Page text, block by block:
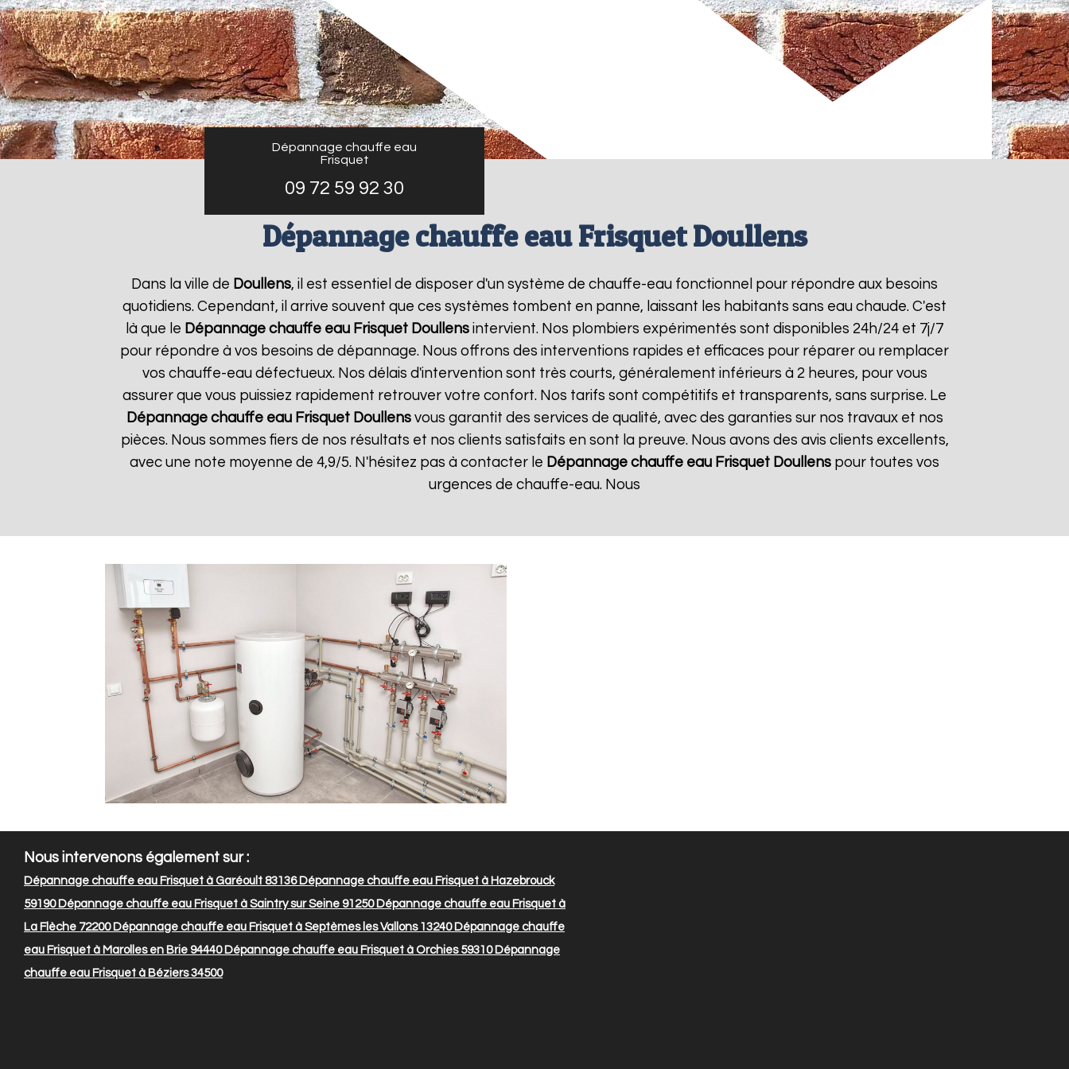
Dépannage chauffe eau
Frisquet
09 72 59 92 30
Dépannage chauffe eau Frisquet Doullens
Dans la ville de Doullens, il est essentiel de disposer d'un système de chauffe-eau fonctionnel pour répondre aux besoins
quotidiens. Cependant, il arrive souvent que ces systèmes tombent en panne, laissant les habitants sans eau chaude. C'est
là que le Dépannage chauffe eau Frisquet Doullens intervient. Nos plombiers expérimentés sont disponibles 24h/24 et 7j/7
pour répondre à vos besoins de dépannage. Nous offrons des interventions rapides et efficaces pour réparer ou remplacer
vos chauffe-eau défectueux. Nos délais d'intervention sont très courts, généralement inférieurs à 2 heures, pour vous
assurer que vous puissiez rapidement retrouver votre confort. Nos tarifs sont compétitifs et transparents, sans surprise. Le
Dépannage chauffe eau Frisquet Doullensvous garantit des services de qualité, avec des garanties sur nos travaux et nos
pièces. Nous sommes fiers de nos résultats et nos clients satisfaits en sont la preuve. Nous avons des avis clients excellents,
avec une note moyenne de 4,9/5. N'hésitez pas à contacter le Dépannage chauffe eau Frisquet Doullens pour toutes vos
urgences de chauffe-eau. Nous
Nous intervenons également sur :
Dépannage chauffe eau Frisquet à Garéoult 83136Dépannage chauffe eau Frisquet à Hazebrouck
59190Dépannage chauffe eau Frisquet à Saintry sur Seine 91250Dépannage chauffe eau Frisquet à
La Flèche 72200Dépannage chauffe eau Frisquet à Septèmes les Vallons 13240Dépannage chauffe
eau Frisquet à Marolles en Brie 94440Dépannage chauffe eau Frisquet à Orchies 59310Dépannage
chauffe eau Frisquet à Béziers 34500